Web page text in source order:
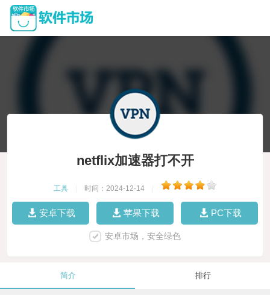
netflix加速器打不开
工具 时间：2024-12-14
安卓下载 苹果下载 PC下载
安卓市场，安全绿色
简介 排行